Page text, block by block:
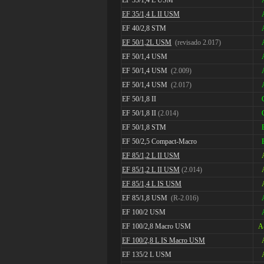
EF 35/1,4 L II USM
EF 40/2,8 STM
EF 50/1,2L USM (revisado 2.017)
EF 50/1,4 USM
EF 50/1,4 USM (2.009)
EF 50/1,4 USM (2.017)
EF 50/1,8 II
EF 50/1,8 II (2.014)
EF 50/1,8 STM
EF 50/2,5 Compact-Macro
EF 85/1,2 L II USM
EF 85/1,2 L II USM (2.014)
EF 85/1,4 L IS USM
EF 85/1,8 USM (R-2.016)
EF 100/2 USM
EF 100/2,8 Macro USM
EF 100/2,8 L IS Macro USM
EF 135/2 L USM